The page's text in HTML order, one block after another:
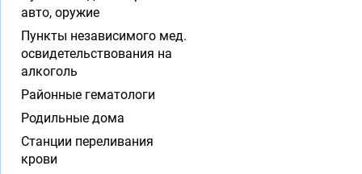
авто, оружие
Пункты независимого мед.
освидетельствования на
алкоголь
Районные гематологи
Родильные дома
Станции переливания
крови